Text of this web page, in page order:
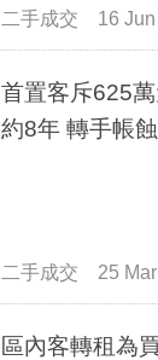
二手成交 16
首置客斥625
約8年 轉手帳
二手成交 25
區內客轉租為